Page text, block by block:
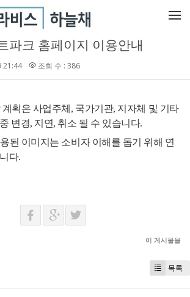
메뉴 건너뛰기
파크 홈페이지 이용안내
21:44 조회 수 : 386
획은 사업주체, 국가기관, 지자체 및 기타
변경, 지연, 취소 될 수 있습니다.
된 이미지는 소비자 이해를 돕기 위해 연
다.
이 게시물을
목록